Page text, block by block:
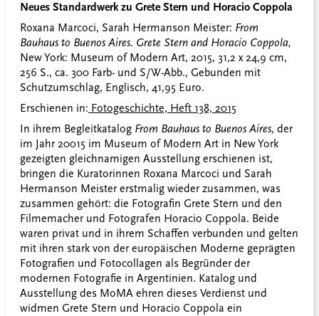
Neues Standardwerk zu Grete Stern und Horacio Coppola
Roxana Marcoci, Sarah Hermanson Meister: From
Bauhaus to Buenos Aires. Grete Stern and Horacio Coppola,
New York: Museum of Modern Art, 2015, 31,2 x 24,9 cm,
256 S., ca. 300 Farb- und S/W-Abb., Gebunden mit
Schutzumschlag, Englisch, 41,95 Euro.
Erschienen in: Fotogeschichte, Heft 138, 2015
In ihrem Begleitkatalog From Bauhaus to Buenos Aires, der
im Jahr 20015 im Museum of Modern Art in New York
gezeigten gleichnamigen Ausstellung erschienen ist,
bringen die Kuratorinnen Roxana Marcoci und Sarah
Hermanson Meister erstmalig wieder zusammen, was
zusammen gehört: die Fotografin Grete Stern und den
Filmemacher und Fotografen Horacio Coppola. Beide
waren privat und in ihrem Schaffen verbunden und gelten
mit ihren stark von der europäischen Moderne geprägten
Fotografien und Fotocollagen als Begründer der
modernen Fotografie in Argentinien. Katalog und
Ausstellung des MoMA ehren dieses Verdienst und
widmen Grete Stern und Horacio Coppola ein